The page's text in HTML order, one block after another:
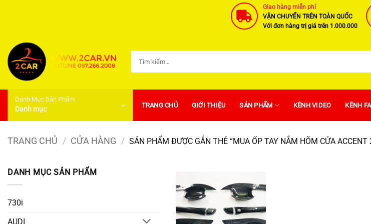
dung
Giao hàng miễn phí
VẬN CHUYỂN TRÊN TOÀN QUỐC
Với đơn hàng trị giá trên 1.000.000
Danh Mục Sản Phẩm
Danh mục TRANG CHỦ GIỚI THIỆU SẢN PHẨM KÊNH VIDEO KÊNH
TRANG CHỦ / CỬA HÀNG / SẢN PHẨM ĐƯỢC GẮN THẺ “MUA ỐP TAY NẮM HÕM CỬA ACCENT
DANH MỤC SẢN PHẨM
730i
AUDI